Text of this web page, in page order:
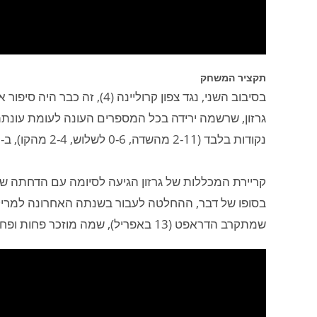
תקציר המשחק
בסיבוב השני, נגד צפון קרוליינה (4), זה כבר היה סיפור אחר, ומרילנד הודחה לאחר הפסד 74:66.
נקודות בלבד (2-11 מהשדה, 0-6 לשלוש, 2-4 מהקו), ב-36 דקות על הפרקט.
קריירת המכללות של גרזון הגיעה לסיומה עם הדחתה
בסופו של דבר, ההחלטה לעבור בשנתה האחרונה
שמתקרב הדראפט (13 באפריל), שמה מוזכר פחות ופחות. בכל מקרה, מחזקים אצבעות!